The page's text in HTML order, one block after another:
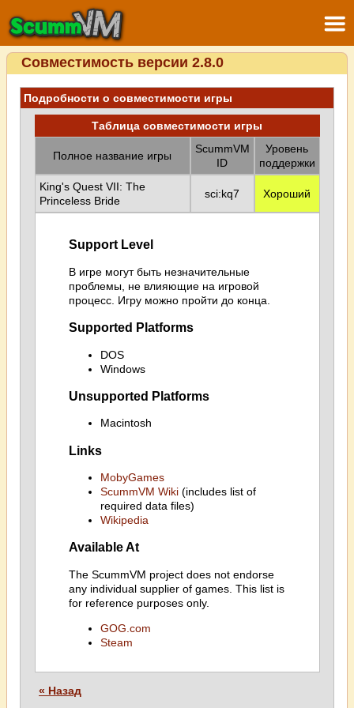
Совместимость версии 2.8.0
Подробности о совместимости игры
Таблица совместимости игры
Полное название игры
ScummVM
ID
Уровень
поддержки
King's Quest VII: The
Princeless Bride
sci:kq7 Хороший
Support Level
В игре могут быть незначительные
проблемы, не влияющие на игровой
процесс. Игру можно пройти до конца.
Supported Platforms
DOS
Windows
Unsupported Platforms
Macintosh
Links
MobyGames
ScummVM Wiki(includes list of
required data files)
Wikipedia
Available At
The ScummVM project does not endorse
any individual supplier of games. This list is
for reference purposes only.
GOG.com
Steam
« Назад